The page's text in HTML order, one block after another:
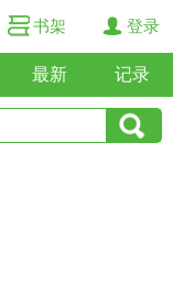
书架 登录
最新 记录